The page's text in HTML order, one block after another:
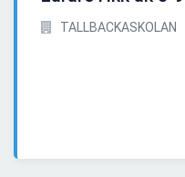
TALLBACKASKOLAN